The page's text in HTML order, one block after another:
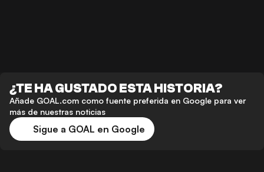
¿TE HA GUSTADO ESTA HISTORIA?
Añade GOAL.com como fuente preferida en Google para ver
más de nuestras noticias
Sigue a GOAL en Google